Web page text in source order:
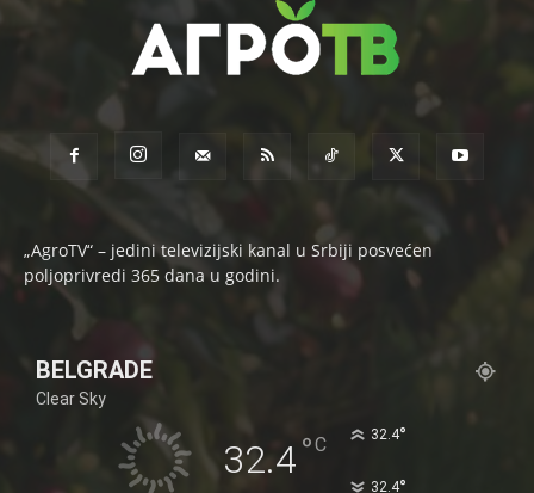
„AgroTV“ – jedini televizijski kanal u Srbiji posvećen
poljoprivredi 365 dana u godini.
BELGRADE
Clear Sky
32.4°C 32.4°
32.4°